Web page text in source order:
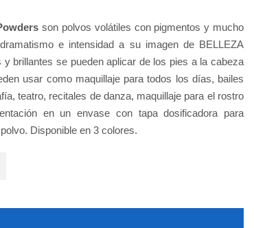
son polvos volátiles con pigmentos y mucho
e intensidad a su imagen de BELLEZA
brillantes se pueden aplicar de los pies a la cabeza
usar como maquillaje para todos los días, bailes
teatro, recitales de danza, maquillaje para el rostro
en un envase con tapa dosificadora para
Disponible en 3 colores.